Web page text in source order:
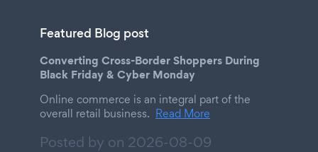
Featured Blog post
Converting Cross-Border Shoppers During
Black Friday & Cyber Monday
Online commerce is an integral part of the
overall retail business. Read More
Posted by on 2026-08-09